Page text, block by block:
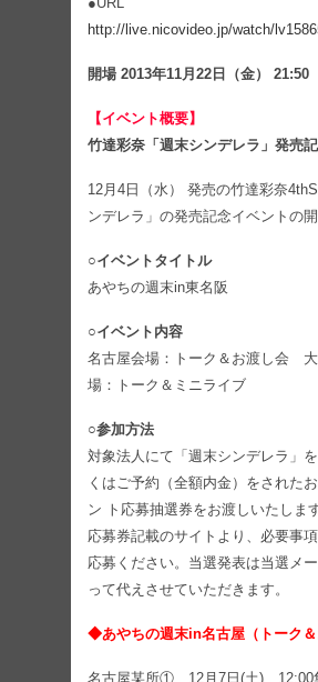
http://live.nicovideo.jp/watch/
開場 2013年11月22日（金）
【イベント概要】
竹達彩奈「週末シンデレラ」発売
12月4日（水） 発売の竹達彩奈
ンデレラ」の発売記念イベントの
○イベントタイトル
あやちの週末in東名阪
○イベント内容
名古屋会場：トーク＆お渡し会
場：トーク＆ミニライブ
○参加方法
対象法人にて「週末シンデレラ」
くはご予約（全額内金）をされた
ン ト応募抽選券をお渡しいたします
応募券記載のサイトより、必要事項
応募ください。当選発表は当選メ
って代えさせていただきます。
◆あやちの週末in名古屋（トーク＆
名古屋某所① 12月7日(土) 12:00